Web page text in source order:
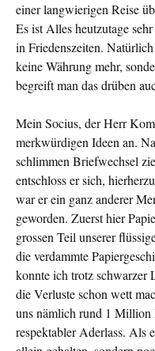
einer langwierigen Reise
Es ist Alles heutzutage
in Friedenszeiten.
keine Währung mehr,
begreift man das drüben
Mein Socius, der Herr
merkwürdigen Ideen an.
schlimmen Briefwechsel
entschloss er sich,
war er ein ganz anderer
geworden. Zuerst hier
grossen Teil unserer
die verdammte
konnte ich trotz schwarzer
die Verluste schon wett
uns nämlich rund 1 Million
respektabler Aderlass. Als